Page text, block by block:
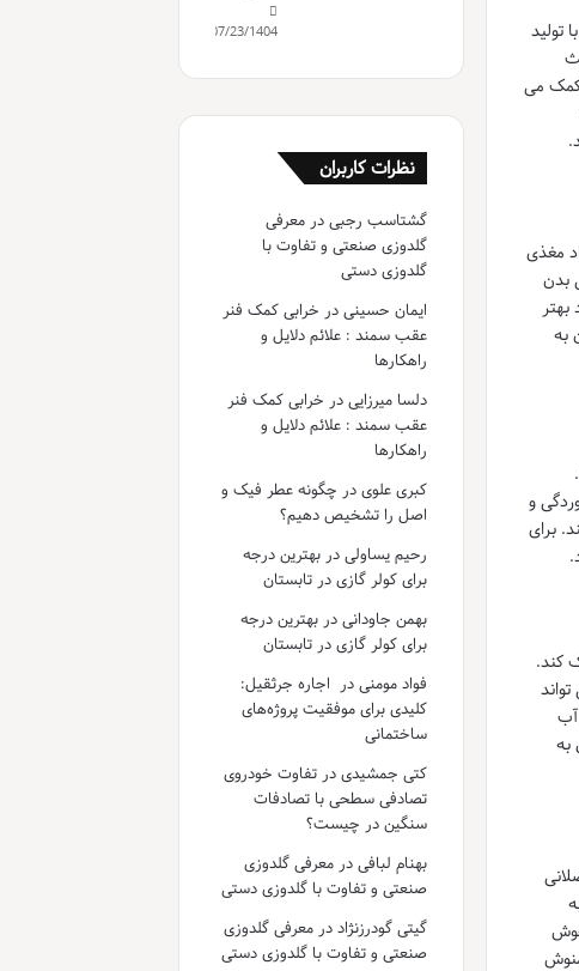
تولید
کمک می
مغذی
بدن
به
و
برای
کند.
به
07/23/1404
نظرات کاربران
گشتاسب رجبیدر معرفی
گلدوزی صنعتی و تفاوت با
گلدوزی دستی
ایمان حسینیدر خرابی کمک فنر
عقب سمند : علائم دلایل و
راهکارها
دلسا میرزاییدر خرابی کمک فنر
عقب سمند : علائم دلایل و
راهکارها
کبری علویدر چگونه عطر فیک و
اصل را تشخیص دهیم؟
رحیم یساولیدر بهترین درجه
برای کولر گازی در تابستان
بهمن جاودانیدر بهترین درجه
برای کولر گازی در تابستان
فواد مومنیدر اجاره جرثقیل:
کلیدی برای موفقیت پروژه‌های
ساختمانی
کتی جمشیدیدر تفاوت خودروی
تصادفی سطحی با تصادفات
سنگین در چیست؟
بهنام لبافیدر معرفی گلدوزی
صنعتی و تفاوت با گلدوزی دستی
گیتی گودرزنژاددر معرفی گلدوزی
صنعتی و تفاوت با گلدوزی دستی